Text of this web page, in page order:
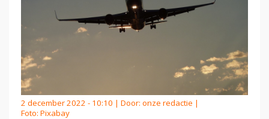
2 december 2022 - 10:10 | Door: onze redactie |
Foto: Pixabay